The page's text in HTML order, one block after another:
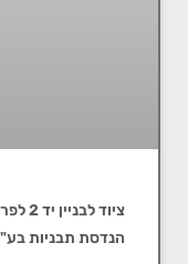
ציוד
הנדסת תבניות